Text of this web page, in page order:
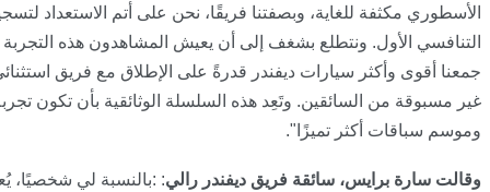
الأسطوري مكثفة للغاية، وبصفتنا فريقًا، نحن على أتم الاستعداد
التنافسي الأول. ونتطلع بشغف إلى أن يعيش المشاهدون هذه التجربة
جمعنا أقوى وأكثر سيارات ديفندر قدرةً على الإطلاق مع فريق
غير مسبوقة من السائقين. وتَعِد هذه السلسلة الوثائقية بأن تكون
وموسم سباقات أكثر تميزًا".
وقالت سارة برايس، سائقة فريق ديفندر رالي: :بالنسبة لي شخصيًا،